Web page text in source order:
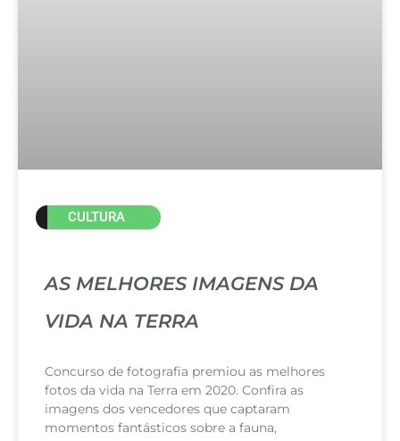
CULTURA
AS MELHORES IMAGENS DA
VIDA NA TERRA
Concurso de fotografia premiou as melhores
fotos da vida na Terra em 2020. Confira as
imagens dos vencedores que captaram
momentos fantásticos sobre a fauna,